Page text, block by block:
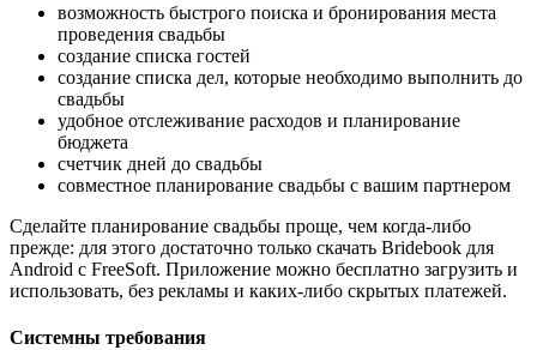
возможность быстрого поиска и бронирования места
проведения свадьбы
создание списка гостей
создание списка дел, которые необходимо выполнить до
свадьбы
удобное отслеживание расходов и планирование
бюджета
счетчик дней до свадьбы
совместное планирование свадьбы с вашим партнером
Сделайте планирование свадьбы проще, чем когда-либо
прежде: для этого достаточно только скачать Bridebook для
Android с FreeSoft. Приложение можно бесплатно загрузить и
использовать, без рекламы и каких-либо скрытых платежей.
Системны требования